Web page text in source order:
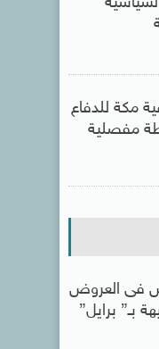
مكة للدفاع
مفصلية
فى العروض
بـ” برايل”